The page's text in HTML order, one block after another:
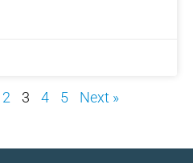
2 3 4 5 Next »